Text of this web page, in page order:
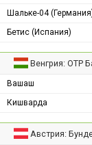
Шальке-04
Бетис (Испания)
Венгрия: ОТР
Вашаш
Кишварда
Австрия: